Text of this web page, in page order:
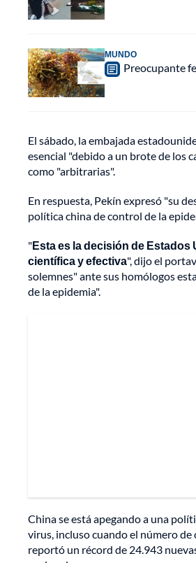
MUNDO
Preocupante
El sábado, la embajada
esencial "debido a un brote de los
como "arbitrarias".
En respuesta, Pekín expresó "su
política china de control de la
"Esta es la decisión de
científica y efectiva", dijo el
solemnes" ante sus homólogos
de la epidemia".
China se está apegando a una
virus, incluso cuando el número de
reportó un récord de 24.943